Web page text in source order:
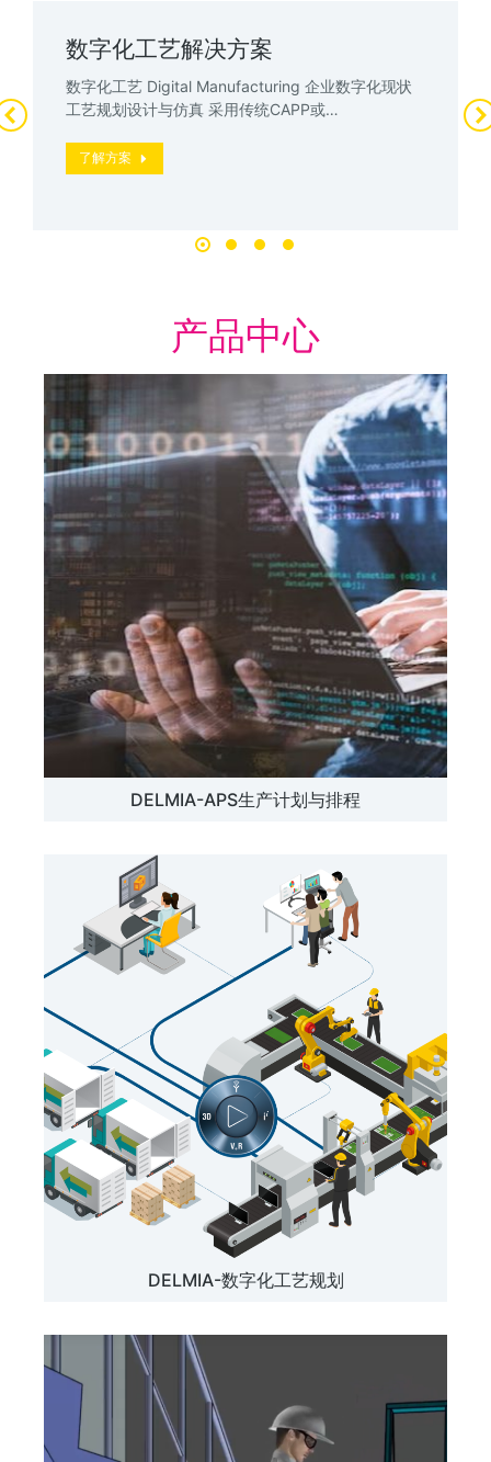
数字化工艺解决方案
数字化工艺 Digital Manufacturing 企业数字化现状
工艺规划设计与仿真 采用传统CAPP或…
了解方案
产品中心
DELMIA-APS生产计划与排程
DELMIA-数字化工艺规划